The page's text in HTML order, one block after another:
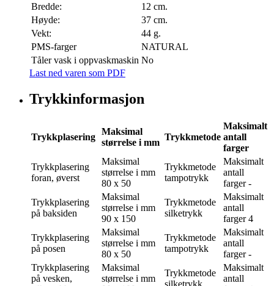
Bredde:
12 cm.
Høyde:
37 cm.
Vekt:
44 g.
PMS-farger
NATURAL
Tåler vask i oppvaskmaskin No
Last ned varen som PDF
Trykkinformasjon
Trykkplasering
Maksimal
størrelse i mm
Trykkmetode
Maksimalt
antall
farger
Trykkplasering
foran, øverst
Maksimal
størrelse i mm
80 x 50
Trykkmetode
tampotrykk
Maksimalt
antall
farger -
Trykkplasering
på baksiden
Maksimal
størrelse i mm
90 x 150
Trykkmetode
silketrykk
Maksimalt
antall
farger 4
Trykkplasering
på posen
Maksimal
størrelse i mm
80 x 50
Trykkmetode
tampotrykk
Maksimalt
antall
farger -
Trykkplasering
på vesken,
Maksimal
størrelse i mm
Trykkmetode
Maksimalt
antall